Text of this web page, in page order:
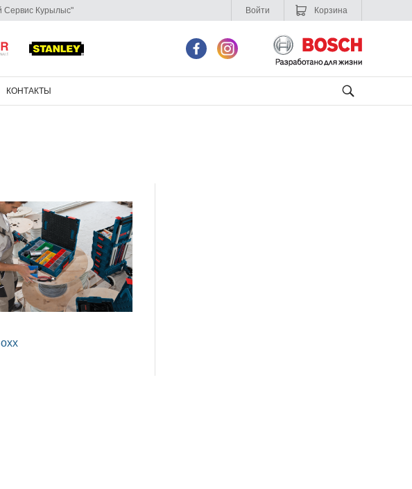
Сервис Курылыс" Корзина
Войти
КОНТАКТЫ